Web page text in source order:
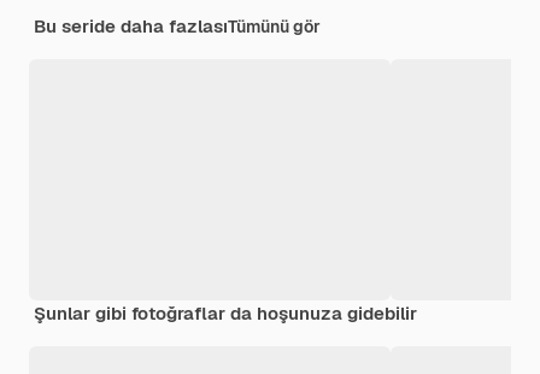
Bu seride daha fazlasıTümünü gör
Şunlar gibi fotoğraflar da hoşunuza gidebilir